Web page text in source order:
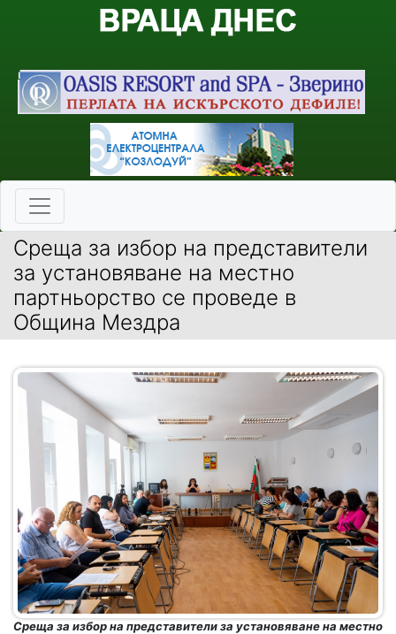
Среща за избор на представители
за установяване на местно
партньорство се проведе в
Община Мездра
Среща за избор на представители за установяване на местно